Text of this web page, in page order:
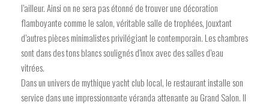
l’ailleur. Ainsi on ne sera pas étonné de trouver une décoration
flamboyante comme le salon, véritable salle de trophées, jouxtant
d’autres pièces minimalistes privilégiant le contemporain. Les chambres
sont dans des tons blancs soulignés d’inox avec des salles d’eau
vitrées.
Dans un univers de mythique yacht club local, le restaurant installe son
service dans une impressionnante véranda attenante au Grand Salon. Il